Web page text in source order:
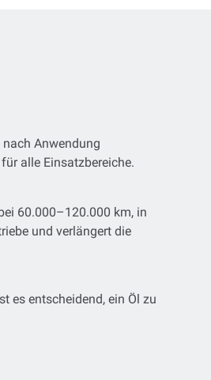
nach Anwendung
alle Einsatzbereiche.
60.000–120.000 km, in
und verlängert die
es entscheidend, ein Öl zu